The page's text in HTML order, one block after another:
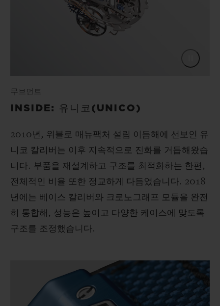
무브먼트
INSIDE: 유니코(UNICO)
2010년, 위블로 매뉴팩처 설립 이듬해에 선보인 유
니코 칼리버는 이후 지속적으로 진화를 거듭해왔습
니다. 부품을 재설계하고 구조를 최적화하는 한편,
전체적인 비율 또한 정교하게 다듬었습니다. 2018
년에는 베이스 칼리버와 크로노그래프 모듈을 완전
히 통합해, 성능은 높이고 다양한 케이스에 맞도록
구조를 조정했습니다.